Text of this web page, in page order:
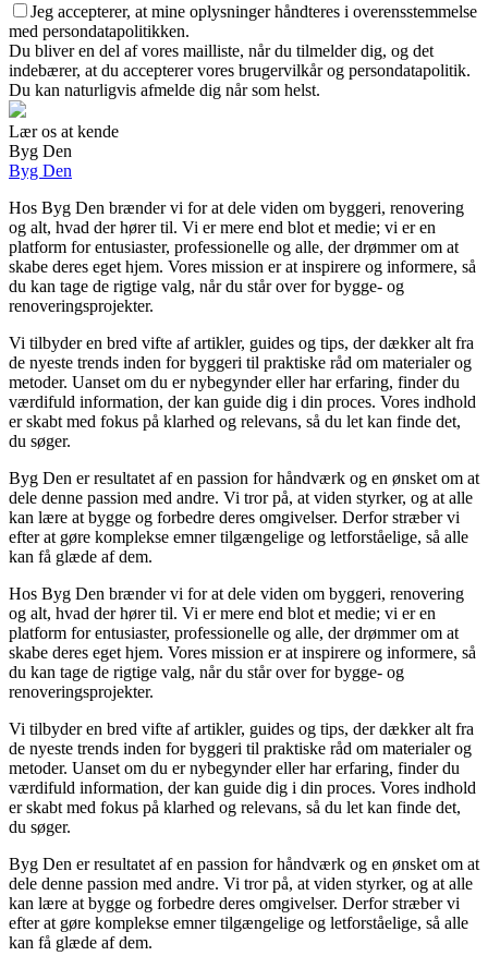
Jeg accepterer, at mine oplysninger håndteres i overensstemmelse
med persondatapolitikken.
Du bliver en del af vores mailliste, når du tilmelder dig, og det
indebærer, at du accepterer vores brugervilkår og persondatapolitik.
Du kan naturligvis afmelde dig når som helst.
Lær os at kende
Byg Den
Byg Den
Hos Byg Den brænder vi for at dele viden om byggeri, renovering
og alt, hvad der hører til. Vi er mere end blot et medie; vi er en
platform for entusiaster, professionelle og alle, der drømmer om at
skabe deres eget hjem. Vores mission er at inspirere og informere, så
du kan tage de rigtige valg, når du står over for bygge- og
renoveringsprojekter.
Vi tilbyder en bred vifte af artikler, guides og tips, der dækker alt fra
de nyeste trends inden for byggeri til praktiske råd om materialer og
metoder. Uanset om du er nybegynder eller har erfaring, finder du
værdifuld information, der kan guide dig i din proces. Vores indhold
er skabt med fokus på klarhed og relevans, så du let kan finde det,
du søger.
Byg Den er resultatet af en passion for håndværk og en ønsket om at
dele denne passion med andre. Vi tror på, at viden styrker, og at alle
kan lære at bygge og forbedre deres omgivelser. Derfor stræber vi
efter at gøre komplekse emner tilgængelige og letforståelige, så alle
kan få glæde af dem.
Hos Byg Den brænder vi for at dele viden om byggeri, renovering
og alt, hvad der hører til. Vi er mere end blot et medie; vi er en
platform for entusiaster, professionelle og alle, der drømmer om at
skabe deres eget hjem. Vores mission er at inspirere og informere, så
du kan tage de rigtige valg, når du står over for bygge- og
renoveringsprojekter.
Vi tilbyder en bred vifte af artikler, guides og tips, der dækker alt fra
de nyeste trends inden for byggeri til praktiske råd om materialer og
metoder. Uanset om du er nybegynder eller har erfaring, finder du
værdifuld information, der kan guide dig i din proces. Vores indhold
er skabt med fokus på klarhed og relevans, så du let kan finde det,
du søger.
Byg Den er resultatet af en passion for håndværk og en ønsket om at
dele denne passion med andre. Vi tror på, at viden styrker, og at alle
kan lære at bygge og forbedre deres omgivelser. Derfor stræber vi
efter at gøre komplekse emner tilgængelige og letforståelige, så alle
kan få glæde af dem.